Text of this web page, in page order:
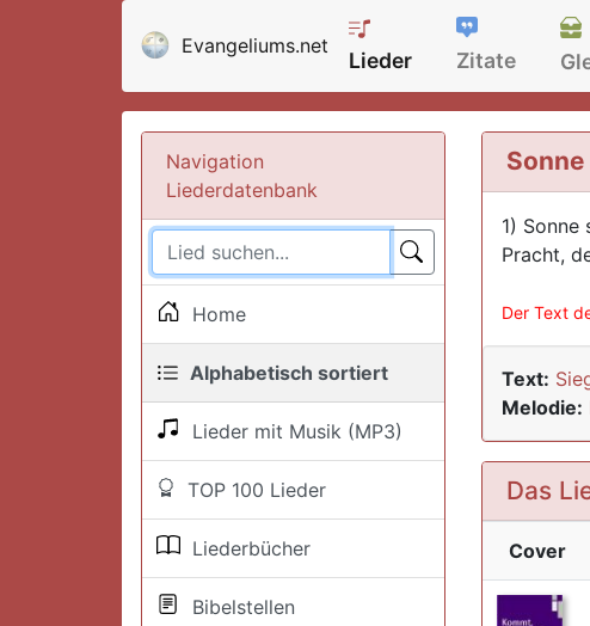
Evangeliums.net
Lieder Zitate
Navigation
Liederdatenbank
Home
Alphabetisch sortiert
Lieder mit Musik (MP3)
TOP 100 Lieder
Liederbücher
Bibelstellen
1) Sonne
Pracht,
Der Text
Text:
Melodie:
Das
Cover